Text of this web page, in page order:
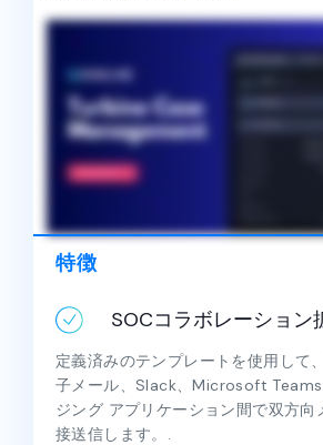
特徴
SOCコラボレーション
定義済みのテンプレートを使用して
子メール、Slack、Microsoft Teams
ジング アプリケーション間で双方向
接送信します。.